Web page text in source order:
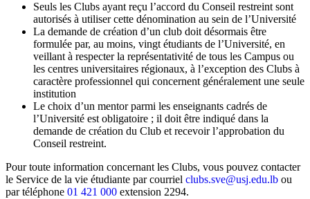
Seuls les Clubs ayant reçu l’accord du Conseil restreint sont
autorisés à utiliser cette dénomination au sein de l’Université
La demande de création d’un club doit désormais être
formulée par, au moins, vingt étudiants de l’Université, en
veillant à respecter la représentativité de tous les Campus ou
les centres universitaires régionaux, à l’exception des Clubs à
caractère professionnel qui concernent généralement une seule
institution
Le choix d’un mentor parmi les enseignants cadrés de
l’Université est obligatoire ; il doit être indiqué dans la
demande de création du Club et recevoir l’approbation du
Conseil restreint.
Pour toute information concernant les Clubs, vous pouvez contacter
le Service de la vie étudiante par courriel clubs.sve@usj.edu.lb ou
par téléphone 01 421 000 extension 2294.